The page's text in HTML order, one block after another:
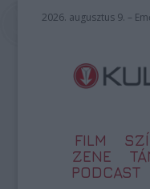
2026. augusztus 9. –
FILM
ZENE
PODCAST